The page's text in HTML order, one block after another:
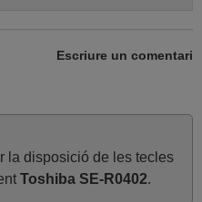
abril 2020
març 2022
Escriure un comentari
la disposició de les tecles
Toshiba SE-R0402.